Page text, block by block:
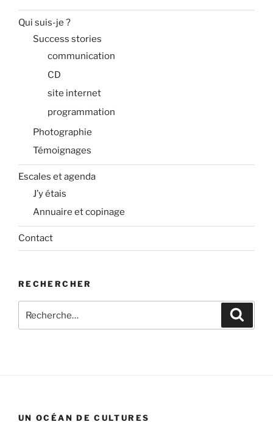
Qui suis-je ?
Success stories
communication
CD
site internet
programmation
Photographie
Témoignages
Escales et agenda
J’y étais
Annuaire et copinage
Contact
RECHERCHER
pour
UN OCÉAN DE CULTURES